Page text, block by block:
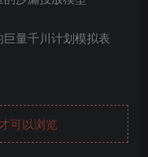
巨量千川计划模拟表
可以浏览